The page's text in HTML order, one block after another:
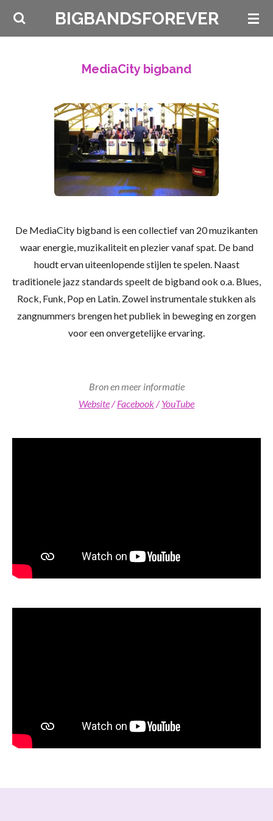
Ga
BIGBANDSFOREVER
MediaCity bigband
De MediaCity bigband is een collectief van 20 muzikanten
waar energie, muzikaliteit en plezier vanaf spat. De band
houdt ervan uiteenlopende stijlen te spelen. Naast
traditionele jazz standards speelt de bigband ook o.a. Blues,
Rock, Funk, Pop en Latin. Zowel instrumentale stukken als
zangnummers brengen het publiek in beweging en zorgen
voor een onvergetelijke ervaring.
Bron en meer informatie
Website/Facebook/YouTube